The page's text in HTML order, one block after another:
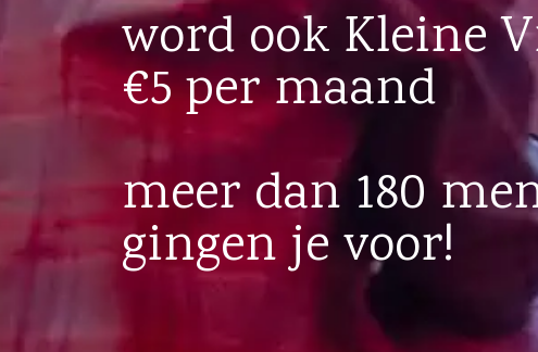
word ook Kleine
€5 per maand
meer dan 180
gingen je voor!